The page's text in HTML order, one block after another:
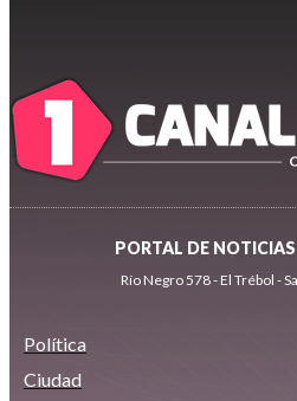
PORTAL DE
Río Negro 578 - El Trébol -
Política
Ciudad